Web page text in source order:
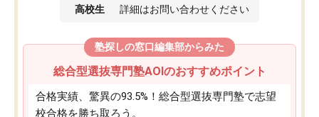
高校生 詳細はお問い合わせください
塾探しの窓口編集部からみた
総合型選抜専門塾AOIのおすすめポイント
合格実績、驚異の93.5%！総合型選抜専門塾で志望
校合格を勝ち取ろう。